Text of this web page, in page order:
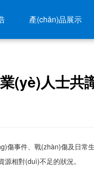
產(chǎn)品展示
(yè)人士共
傷事件、戰(zhàn)傷及
相對(duì)不足的狀況。